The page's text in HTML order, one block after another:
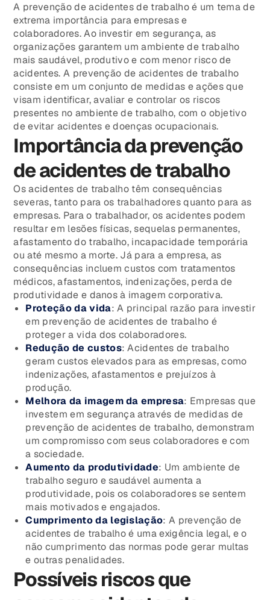
A prevenção de acidentes de trabalho é um tema de
extrema importância para empresas e
colaboradores. Ao investir em segurança, as
organizações garantem um ambiente de trabalho
mais saudável, produtivo e com menor risco de
acidentes. A prevenção de acidentes de trabalho
consiste em um conjunto de medidas e ações que
visam identificar, avaliar e controlar os riscos
presentes no ambiente de trabalho, com o objetivo
de evitar acidentes e doenças ocupacionais.
Importância da prevenção
de acidentes de trabalho
Os acidentes de trabalho têm consequências
severas, tanto para os trabalhadores quanto para as
empresas. Para o trabalhador, os acidentes podem
resultar em lesões físicas, sequelas permanentes,
afastamento do trabalho, incapacidade temporária
ou até mesmo a morte. Já para a empresa, as
consequências incluem custos com tratamentos
médicos, afastamentos, indenizações, perda de
produtividade e danos à imagem corporativa.
Proteção da vida: A principal razão para investir
em prevenção de acidentes de trabalho é
proteger a vida dos colaboradores.
Redução de custos: Acidentes de trabalho
geram custos elevados para as empresas, como
indenizações, afastamentos e prejuízos à
produção.
Melhora da imagem da empresa: Empresas que
investem em segurança através de medidas de
prevenção de acidentes de trabalho, demonstram
um compromisso com seus colaboradores e com
a sociedade.
Aumento da produtividade: Um ambiente de
trabalho seguro e saudável aumenta a
produtividade, pois os colaboradores se sentem
mais motivados e engajados.
Cumprimento da legislação: A prevenção de
acidentes de trabalho é uma exigência legal, e o
não cumprimento das normas pode gerar multas
e outras penalidades.
Possíveis riscos que